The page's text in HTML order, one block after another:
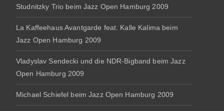
Studnitzky Trio beim Jazz Open Hamburg 2009
La Kaffeehaus Avantgarde feat. Kalle Kalima beim
Jazz Open Hamburg 2009
Vladyslav Sendecki und die NDR-Bigband beim Jazz
Open Hamburg 2009
Michael Schiefel beim Jazz Open Hamburg 2009